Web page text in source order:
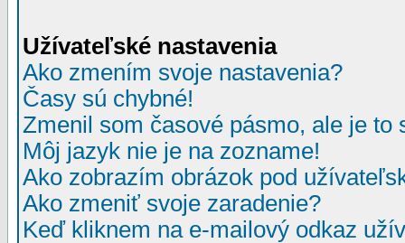
Užívateľské nastavenia
Ako zmením svoje nastavenia?
Časy sú chybné!
Zmenil som časové pásmo, ale je to
Môj jazyk nie je na zozname!
Ako zobrazím obrázok pod
Ako zmeniť svoje zaradenie?
Keď kliknem na e-mailový odkaz